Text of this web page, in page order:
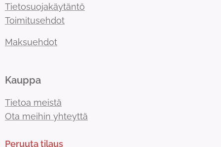
Tietosuojakäytäntö
Toimitusehdot
Maksuehdot
Kauppa
Tietoa meistä
Ota meihin yhteyttä
Peruuta tilaus